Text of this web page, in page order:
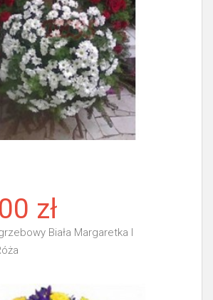
zł
Biała Margaretka I
Więcej